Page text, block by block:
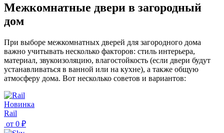
Межкомнатные двери в загородный
дом
При выборе межкомнатных дверей для загородного дома
важно учитывать несколько факторов: стиль интерьера,
материал, звукоизоляцию, влагостойкость (если двери будут
устанавливаться в ванной или на кухне), а также общую
атмосферу дома. Вот несколько советов и вариантов:
Новинка
Rail
от 0 ₽